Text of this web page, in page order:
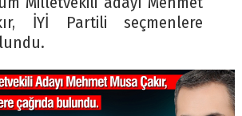
İYİ Partili seçmenlere